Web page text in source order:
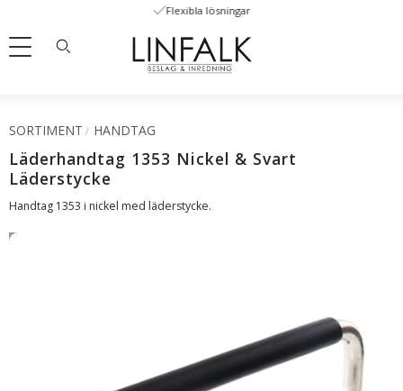
Meny
Flexibla lösningar
SORTIMENT HANDTAG
Läderhandtag 1353 Nickel & Svart
Läderstycke
Handtag 1353 i nickel med läderstycke. ​